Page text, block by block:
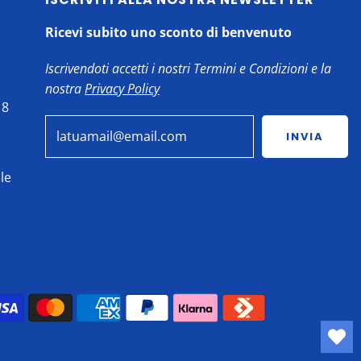
Ricevi subito uno sconto di benvenuto
Iscrivendoti accetti i nostri Termini e Condizioni e la
nostraPrivacy Policy
INVIA